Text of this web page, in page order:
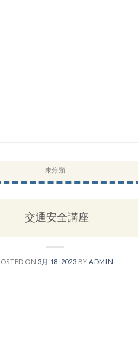
未分類
交通安全講座
ON 3月 18, 2023 BYADMIN